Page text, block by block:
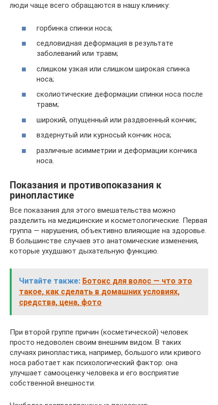
люди чаще всего обращаются в нашу клинику:
горбинка спинки носа;
седловидная деформация в результате
заболеваний или травм;
слишком узкая или слишком широкая спинка
носа;
сколиотические деформации спинки носа после
травм;
широкий, опущенный или раздвоенный кончик;
вздернутый или курносый кончик носа;
различные асимметрии и деформации кончика
носа.
Показания и противопоказания к
ринопластике
Все показания для этого вмешательства можно
разделить на медицинские и косметологические. Первая
группа — нарушения, объективно влияющие на здоровье.
В большинстве случаев это анатомические изменения,
которые ухудшают дыхательную функцию.
Читайте также: Ботокс для волос — что это
такое, как сделать в домашних условиях,
средства, цена, фото
При второй группе причин (косметической) человек
просто недоволен своим внешним видом. В таких
случаях ринопластика, например, большого или кривого
носа работает как психологический фактор: она
улучшает самооценку человека и его восприятие
собственной внешности.